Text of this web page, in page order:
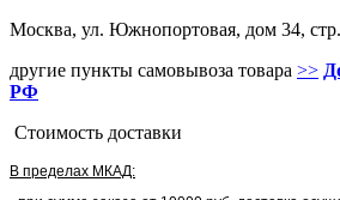
Москва, ул. Южнопортовая, дом 34,
другие пункты самовывоза товара >>
РФ
Стоимость доставки
В пределах МКАД: